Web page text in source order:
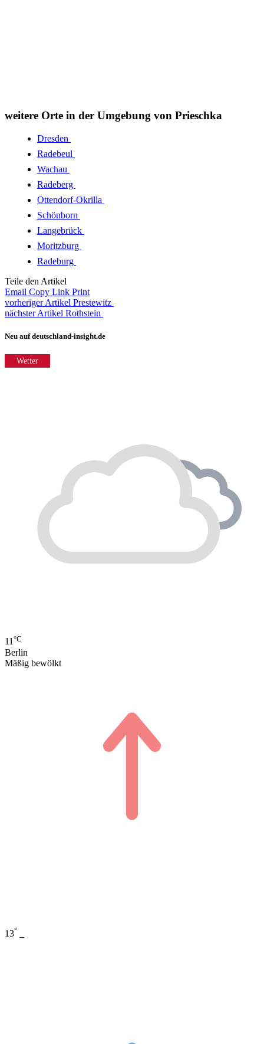
weitere Orte in der Umgebung von Prieschka
Dresden
Radebeul
Wachau
Radeberg
Ottendorf-Okrilla
Schönborn
Langebrück
Moritzburg
Radeburg
Teile den Artikel
Email Copy Link Print
vorheriger Artikel Prestewitz
nächster Artikel Rothstein
Neu auf deutschland-insight.de
Wetter
11°C
Berlin
Mäßig bewölkt
13°